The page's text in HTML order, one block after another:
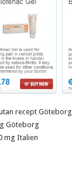
recept Göteborg
Göteborg
mg Italien